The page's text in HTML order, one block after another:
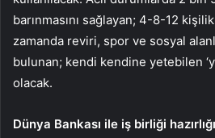
barınmasını sağlayan; 4-8-12
zamanda reviri, spor ve sosyal
bulunan; kendi kendine yetebilen
olacak.
Dünya Bankası ile iş birliği hazırlığı